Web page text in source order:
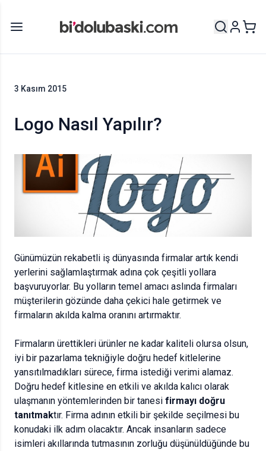
3 Kasım 2015
Logo Nasıl Yapılır?
Günümüzün rekabetli iş dünyasında firmalar artık kendi
yerlerini sağlamlaştırmak adına çok çeşitli yollara
başvuruyorlar. Bu yolların temel amacı aslında firmaları
müşterilerin gözünde daha çekici hale getirmek ve
firmaların akılda kalma oranını artırmaktır.
Firmaların ürettikleri ürünler ne kadar kaliteli olursa olsun,
iyi bir pazarlama tekniğiyle doğru hedef kitlelerine
yansıtılmadıkları sürece, firma istediği verimi alamaz.
Doğru hedef kitlesine en etkili ve akılda kalıcı olarak
ulaşmanın yöntemlerinden bir tanesi firmayı doğru
tanıtmaktır. Firma adının etkili bir şekilde seçilmesi bu
konudaki ilk adım olacaktır. Ancak insanların sadece
isimleri akıllarında tutmasının zorluğu düşünüldüğünde bu